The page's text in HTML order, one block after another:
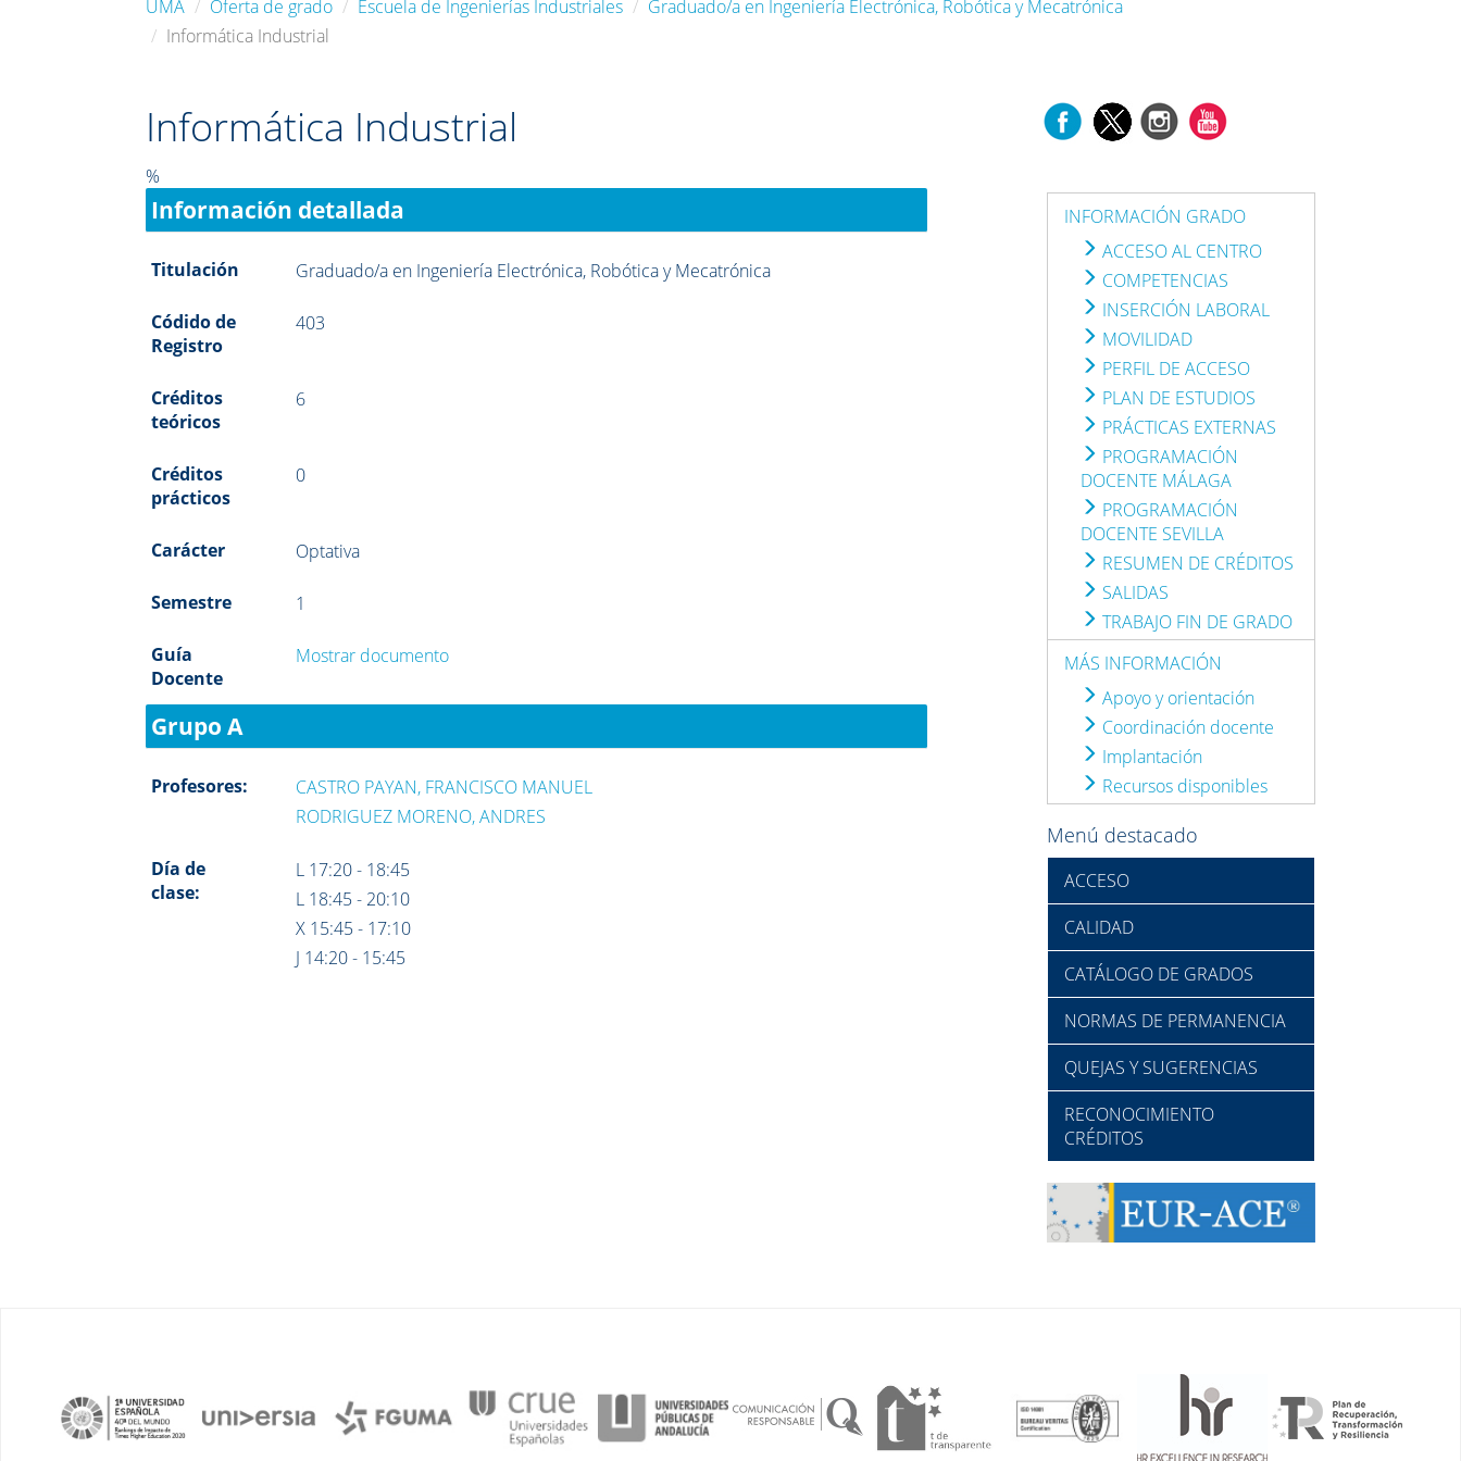
UMA Oferta de grado Escuela de Ingenierías Industriales
Graduado/a en Ingeniería Electrónica, Robótica y Mecatrónica
Informática Industrial
Informática Industrial
%
Información detallada
Titulación Graduado/a en Ingeniería Electrónica, Robótica y Mecatrónica
Códido de
Registro
403
Créditos
teóricos
6
Créditos
prácticos
0
Carácter Optativa
Semestre 1
Guía
Docente
Mostrar documento
Grupo A
Profesores:
CASTRO PAYAN, FRANCISCO MANUEL
RODRIGUEZ MORENO, ANDRES
Día de
clase:
L 17:20 - 18:45
L 18:45 - 20:10
X 15:45 - 17:10
J 14:20 - 15:45
INFORMACIÓN GRADO
ACCESO AL CENTRO
COMPETENCIAS
INSERCIÓN LABORAL
MOVILIDAD
PERFIL DE ACCESO
PLAN DE ESTUDIOS
PRÁCTICAS EXTERNAS
PROGRAMACIÓN
DOCENTE MÁLAGA
PROGRAMACIÓN
DOCENTE SEVILLA
RESUMEN DE CRÉDITOS
SALIDAS
TRABAJO FIN DE GRADO
MÁS INFORMACIÓN
Apoyo y orientación
Coordinación docente
Implantación
Recursos disponibles
Menú destacado
ACCESO
CALIDAD
CATÁLOGO DE GRADOS
NORMAS DE PERMANENCIA
QUEJAS Y SUGERENCIAS
RECONOCIMIENTO
CRÉDITOS